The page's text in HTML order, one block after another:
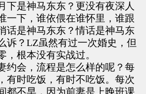
下是神马东东？更没有夜深人
一下，谁依偎在谁怀里，谁跟
话是神马东东？情话是神马东
诉？LZ虽然有过一次婚史，但
，根本没有实战过。
约会，流程是怎么样的呢？每
有时吃饭，有时不吃饭。每次
都不早，因为前妻是上晚班课